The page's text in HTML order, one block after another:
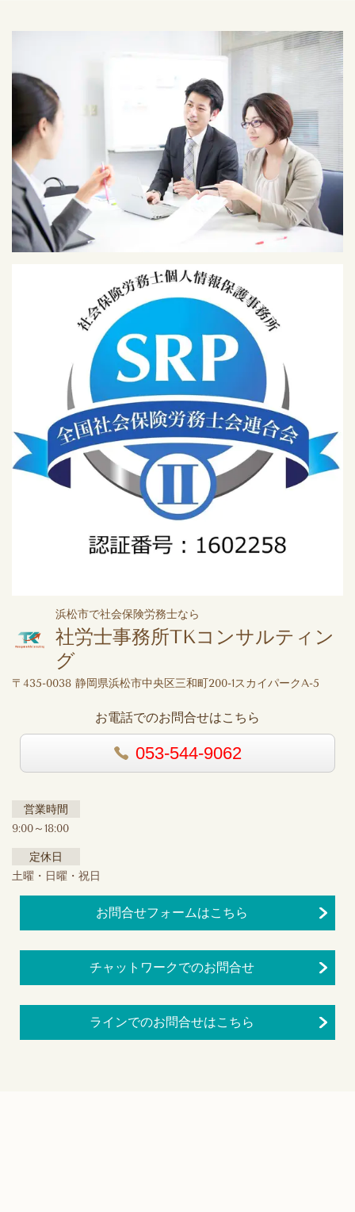
浜松市で社会保険労務士なら
社労士事務所TKコンサルティン
グ
〒435-0038 静岡県浜松市中央区三和町200-1スカイパークA-5
お電話でのお問合せはこちら
053-544-9062
営業時間
9:00～18:00
定休日
土曜・日曜・祝日
お問合せフォームはこちら
チャットワークでのお問合せ
ラインでのお問合せはこちら